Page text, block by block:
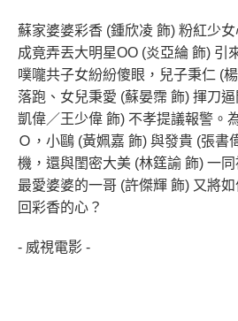
蘇家婆婆彩香 (鍾欣凌 飾) 粉紅少
成竟弄丟大明星OO (炎亞綸 飾) 引
噗嚨共子女紛紛傻眼，兒子秉仁 (
落跑、女兒秉愛 (蘇晏霈 飾) 揮刀
凱偉／王少偉 飾) 不孝提議報警。
Ｏ，小鷗 (黃姵嘉 飾) 與發貴 (張書
機，還與閨密大美 (林筳諭 飾) 一同
最愛婆婆的一哥 (許傑輝 飾) 又將
回彩香的心？
- 威視電影 -